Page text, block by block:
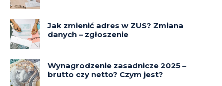
Jak zmienić adres w ZUS? Zmiana
danych – zgłoszenie
Wynagrodzenie zasadnicze 2025 –
brutto czy netto? Czym jest?